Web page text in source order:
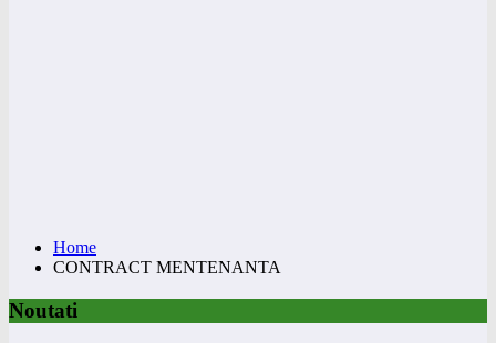
Home
CONTRACT MENTENANTA
Noutati